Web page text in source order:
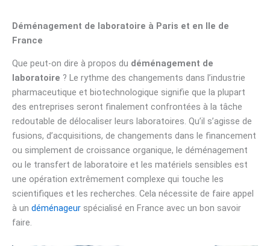
Déménagement de laboratoire à Paris et en Ile de
France
Que peut-on dire à propos du déménagement de
laboratoire ? Le rythme des changements dans l’industrie
pharmaceutique et biotechnologique signifie que la plupart
des entreprises seront finalement confrontées à la tâche
redoutable de délocaliser leurs laboratoires. Qu’il s’agisse de
fusions, d’acquisitions, de changements dans le financement
ou simplement de croissance organique, le déménagement
ou le transfert de laboratoire et les matériels sensibles est
une opération extrêmement complexe qui touche les
scientifiques et les recherches. Cela nécessite de faire appel
à un déménageur spécialisé en France avec un bon savoir
faire.